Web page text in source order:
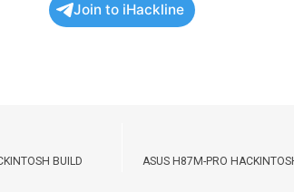
Join to iHackline
BUILD
ASUS H87M-PRO